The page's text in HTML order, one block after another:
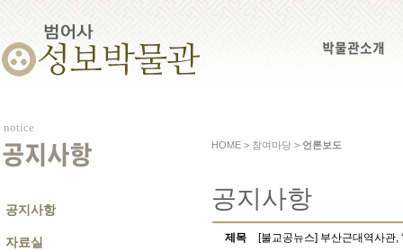
박물관소개
notice
공지사항
공지사항
자료실
HOME > 참여마당 > 언론보도
공지사항
제목 [불교공뉴스] 부산근대역사관,